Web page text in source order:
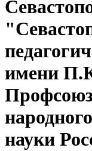
имени
науки